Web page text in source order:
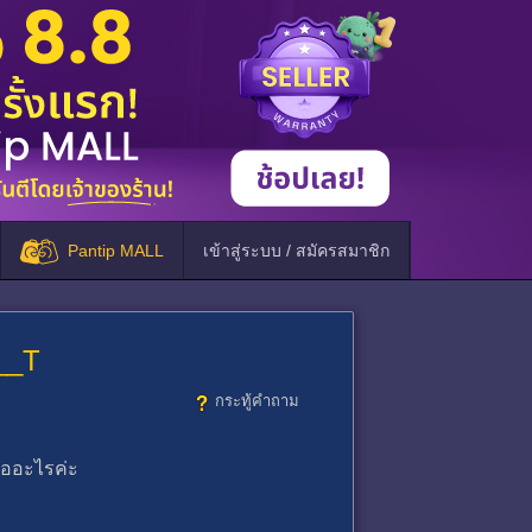
Pantip MALL เข้าสู่ระบบ / สมัครสมาชิก
กระทู้คำถาม
อะไรค่ะ